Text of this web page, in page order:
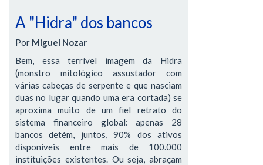
A "Hidra" dos bancos
Por Miguel Nozar
Bem, essa terrível imagem da Hidra
(monstro mitológico assustador com
várias cabeças de serpente e que nasciam
duas no lugar quando uma era cortada) se
aproxima muito de um fiel retrato do
sistema financeiro global: apenas 28
bancos detém, juntos, 90% dos ativos
disponíveis entre mais de 100.000
instituições existentes. Ou seja, abraçam